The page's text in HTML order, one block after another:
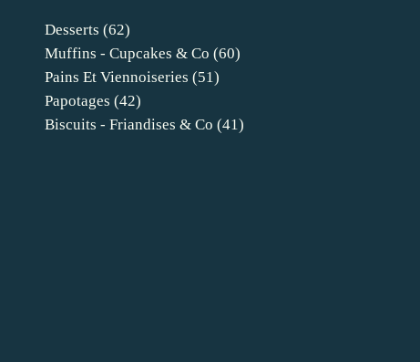
Desserts (62)
Muffins - Cupcakes & Co (60)
Pains Et Viennoiseries (51)
Papotages (42)
Biscuits - Friandises & Co (41)